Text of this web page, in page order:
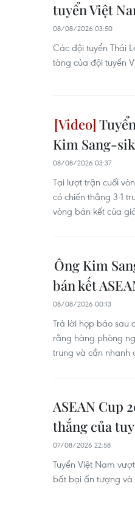
tuyển Việt
08/08/2026 03:50
Các đội tuyển Thái
tàng của đội tuyển
Kim Sang-
08/08/2026 03:37
Tại lượt trận cuối
có chiến thắng 3-1
vòng bán kết của
Ông Kim
bán kết
08/08/2026 00:13
Trả lời họp báo sau
rằng hàng phòng
trung và cần nhanh
ASEAN Cup
thắng của
07/08/2026 22:58
Tuyển Việt Nam
bất bại ấn tượng và